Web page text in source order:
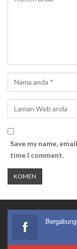
Save my name,
time I comment.